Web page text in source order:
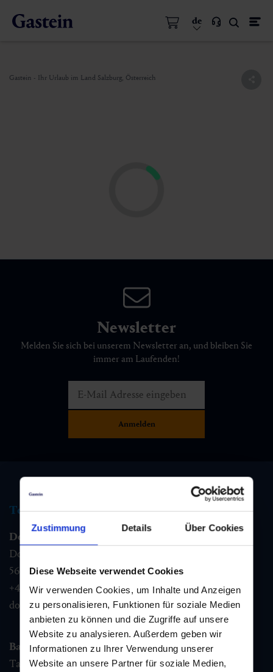
Zustimmung Details Über Cookies
Diese Webseite verwendet Cookies
Wir verwenden Cookies, um Inhalte und Anzeigen
zu personalisieren, Funktionen für soziale Medien
anbieten zu können und die Zugriffe auf unsere
Website zu analysieren. Außerdem geben wir
Informationen zu Ihrer Verwendung unserer
Website an unsere Partner für soziale Medien,
de
Gastein - Ihr Urlaub im Land Salzburg, Österreich
Newsletter
Melden Sie sich bei unserem Newsletter an, und bleiben Sie
immer am Laufenden!
Tourismus Information
Dorfgastein
Dorfstraße 1,
5632 Dorfgastein
+43 6432 3393 460
dorfgastein@gastein.com
Bad Hofgastein
Tauernplatz 1,